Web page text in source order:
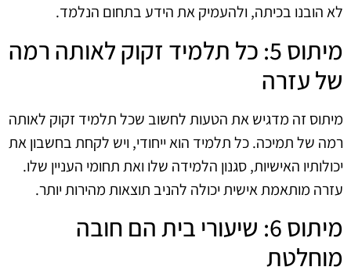
לא הובנו בכיתה, ולהעמיק את הידע בתחום הנלמד.
מיתוס 5: כל תלמיד זקוק לאותה רמה
של עזרה
מיתוס זה מדגיש את הטעות לחשוב שכל תלמיד זקוק לאותה
רמה של תמיכה. כל תלמיד הוא ייחודי, ויש לקחת בחשבון את
יכולותיו האישיות, סגנון הלמידה שלו ואת תחומי העניין שלו.
עזרה מותאמת אישית יכולה להניב תוצאות מהירות יותר.
מיתוס 6: שיעורי בית הם חובה
מוחלטת